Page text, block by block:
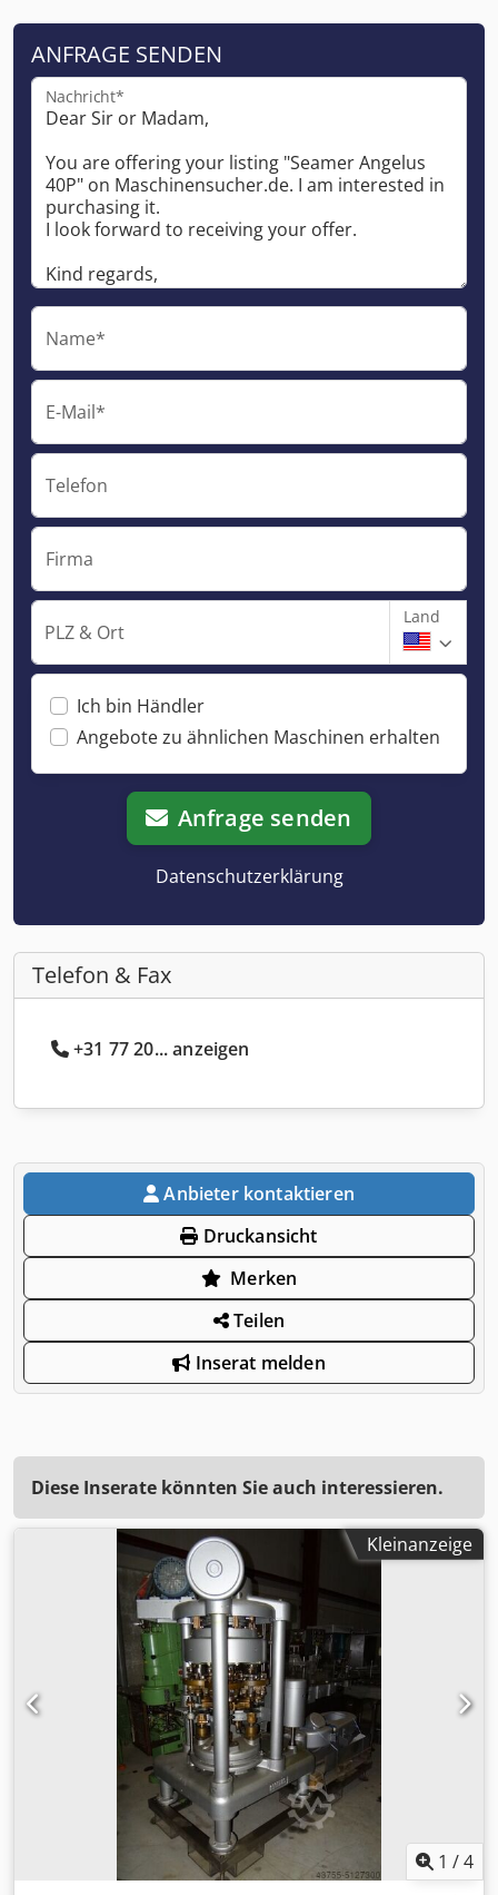
ANFRAGE SENDEN
Nachricht*
Name*
E-Mail*
Telefon
Firma
PLZ & Ort
Land
Ich bin Händler
Angebote zu ähnlichen Maschinen erhalten
Anfrage senden
Datenschutzerklärung
Telefon & Fax
+31 77 20... anzeigen
Anbieter kontaktieren
Druckansicht
Merken
Teilen
Inserat melden
Diese Inserate könnten Sie auch interessieren.
Kleinanzeige
1 /4